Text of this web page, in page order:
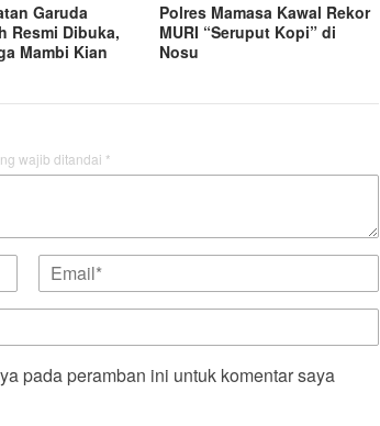
Garuda
Resmi Dibuka,
Mambi Kian
Polres Mamasa Kawal Rekor
MURI “Seruput Kopi” di
Nosu
wajib ditandai *
pada peramban ini untuk komentar saya